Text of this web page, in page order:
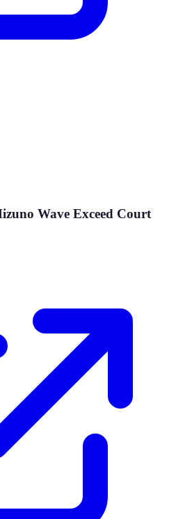
Wave Exceed Court